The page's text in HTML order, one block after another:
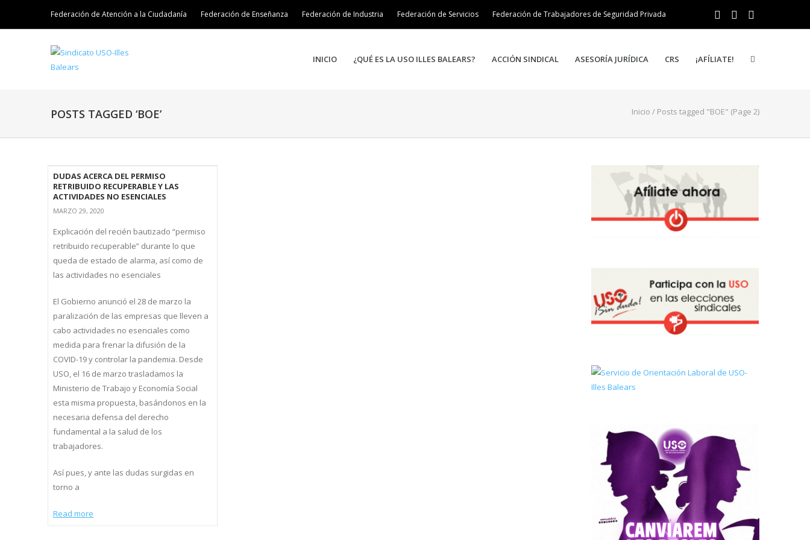
Federación de Atención a la Ciudadanía Federación de Enseñanza Federación de Industria Federación de Servicios Federación de Trabajadores de Seguridad Privada
INICIO ¿QUÉ ES LA USO ILLES BALEARS? ACCIÓN SINDICAL ASESORÍA JURÍDICA CRS ¡AFÍLIATE!
POSTS TAGGED ‘BOE’ Inicio / Posts tagged "BOE" (Page 2)
DUDAS ACERCA DEL PERMISO
RETRIBUIDO RECUPERABLE Y LAS
ACTIVIDADES NO ESENCIALES
MARZO 29, 2020
Explicación del recién bautizado “permiso
retribuido recuperable” durante lo que
queda de estado de alarma, así como de
las actividades no esenciales
El Gobierno anunció el 28 de marzo la
paralización de las empresas que lleven a
cabo actividades no esenciales como
medida para frenar la difusión de la
COVID-19 y controlar la pandemia. Desde
USO, el 16 de marzo trasladamos la
Ministerio de Trabajo y Economía Social
esta misma propuesta, basándonos en la
necesaria defensa del derecho
fundamental a la salud de los
trabajadores.
Así pues, y ante las dudas surgidas en
torno a
Read more